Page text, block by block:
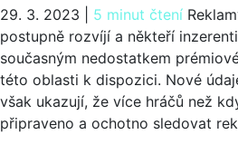
29. 3. 2023 5 minut čtení
postupně rozvíjí a někteří
současným nedostatkem
této oblasti k dispozici. Nové
však ukazují, že více hráčů než
připraveno a ochotno sledovat